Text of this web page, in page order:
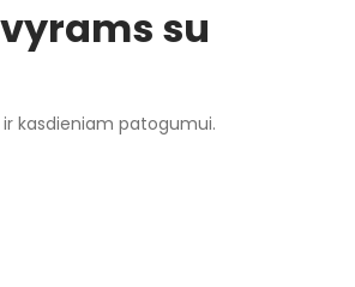
su
ir kasdieniam patogumui.